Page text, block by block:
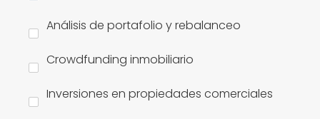
Análisis de portafolio y rebalanceo
Crowdfunding inmobiliario
Inversiones en propiedades comerciales